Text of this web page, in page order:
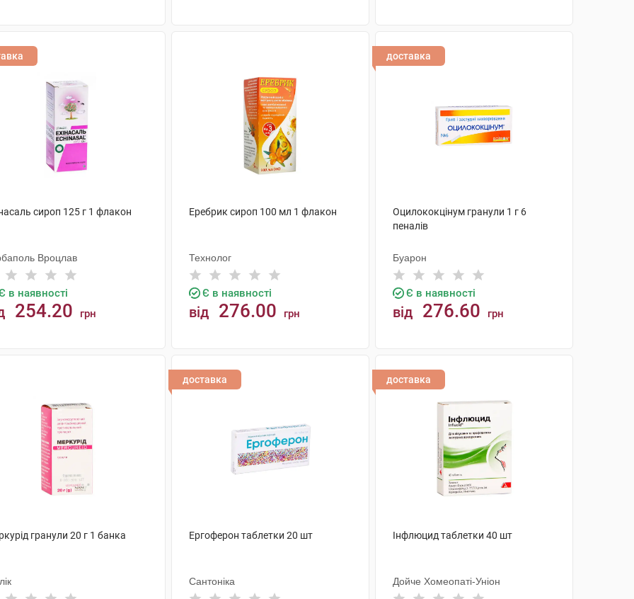
сироп 125 г 1 флакон
Вроцлав
в наявності
254.20 грн
Еребрик сироп 100 мл 1 флакон
Технолог
Є в наявності
від 276.00 грн
доставка
Оцилококцінум гранули 1 г 6
пеналів
Буарон
Є в наявності
від 276.60 грн
гранули 20 г 1 банка
доставка
Ергоферон таблетки 20 шт
Сантоніка
доставка
Інфлюцид таблетки 40 шт
Дойче Хомеопаті-Уніон